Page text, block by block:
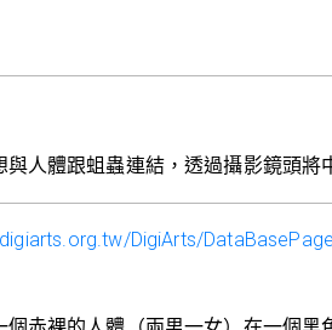
人體跟蛆蟲連結，透過攝影鏡頭
DigiArts/